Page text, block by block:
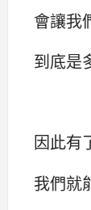
會讓我
到底是
因此有
我們就